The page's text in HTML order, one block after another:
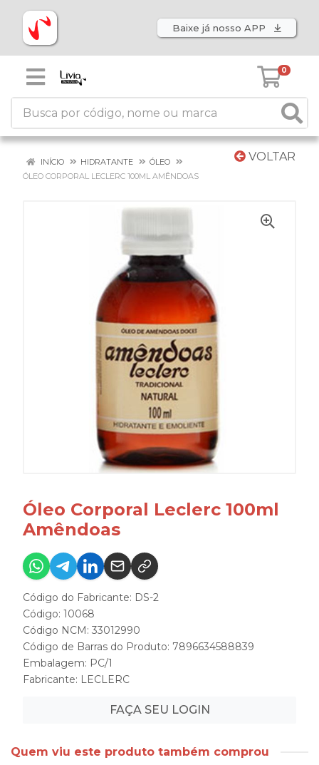
Baixe já nosso APP
0
VOLTAR
INÍCIO HIDRATANTE
ÓLEO
ÓLEO CORPORAL LECLERC 100ML AMÊNDOAS
Óleo Corporal Leclerc 100ml
Amêndoas
Código do Fabricante: DS-2
Código: 10068
Código NCM: 33012990
Código de Barras do Produto: 7896634588839
Embalagem: PC/1
Fabricante: LECLERC
FAÇA SEU LOGIN
Quem viu este produto também comprou